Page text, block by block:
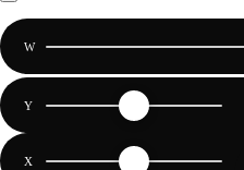
W
Y
X